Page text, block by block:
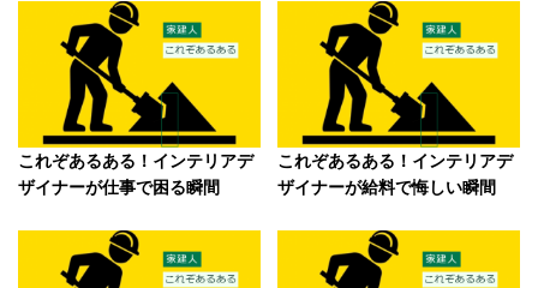
これぞあるある！インテリアデ
ザイナーが仕事で困る瞬間
これぞあるある！インテリアデ
ザイナーが給料で悔しい瞬間